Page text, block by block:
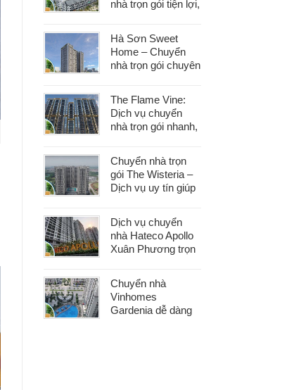
nhà trọn gói tiện lợi,
Hà Sơn Sweet
Home – Chuyển
nhà trọn gói chuyên
khâu
The Flame Vine:
Dịch vụ chuyển
nhà trọn gói nhanh,
Chuyển nhà trọn
gói The Wisteria –
Dịch vụ uy tín giúp
phát sinh
Dịch vụ chuyển
nhà Hateco Apollo
Xuân Phương trọn
Chuyển nhà
Vinhomes
Gardenia dễ dàng